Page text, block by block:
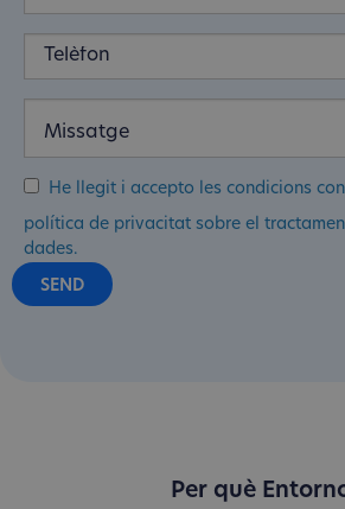
He llegit i accepto les condicions
política de privacitat sobre el
dades.
Per què